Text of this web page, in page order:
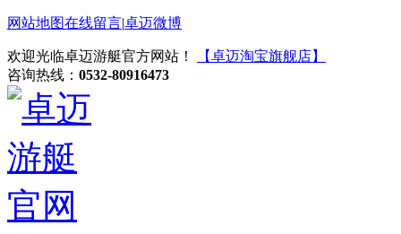
网站地图在线留言|卓迈微博
欢迎光临卓迈游艇官方网站！
【卓迈淘宝旗舰店】
咨询热线： 0532-80916473